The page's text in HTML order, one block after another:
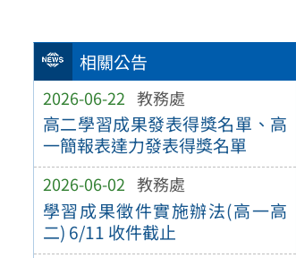
相關公告
2026-06-22 教務處
高二學習成果發表得獎名單、高
一簡報表達力發表得獎名單
2026-06-02 教務處
學習成果徵件實施辦法(高一高
二) 6/11 收件截止